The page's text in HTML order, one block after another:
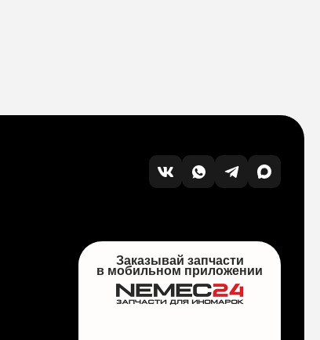
Заказывай запчасти
в мобильном приложении